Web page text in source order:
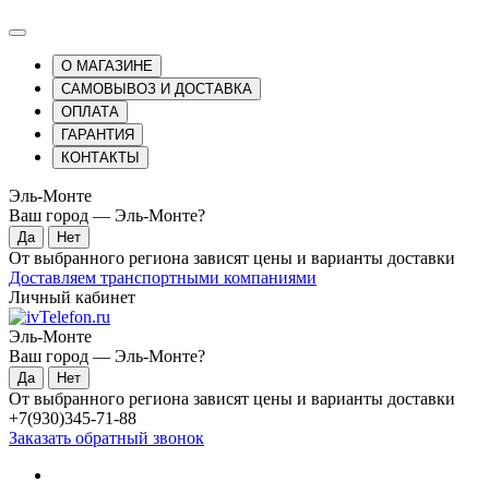
О МАГАЗИНЕ
САМОВЫВОЗ И ДОСТАВКА
ОПЛАТА
ГАРАНТИЯ
КОНТАКТЫ
Эль-Монте
Ваш город — Эль-Монте?
От выбранного региона зависят цены и варианты доставки
Доставляем транспортными компаниями
Личный кабинет
Эль-Монте
Ваш город — Эль-Монте?
От выбранного региона зависят цены и варианты доставки
+7(930)345-71-88
Заказать обратный звонок